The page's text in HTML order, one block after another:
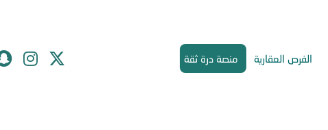
الفرص العقارية منصة درة ثقة